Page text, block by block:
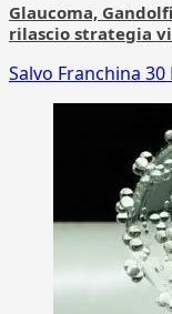
Glaucoma,
rilascio strategia
Salvo Franchina 30